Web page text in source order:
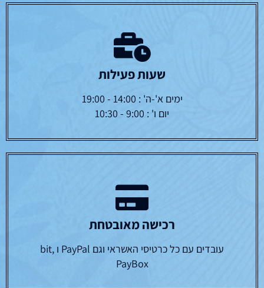
שעות פעילות
ימים א'-ה' : 14:00 - 19:00
יום ו' : 9:00 - 10:30
רכישה מאובטחת
עובדים עם כל כרטיסי האשראי וגם PayPal ו bit,
PayBox